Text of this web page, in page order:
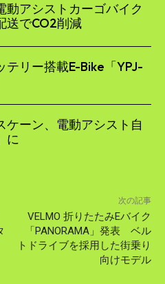
動アシストカーゴバイク
でCO2削減
リー搭載E-Bike「YPJ-
ケーン、電動アシスト自
に
次の記事
VELMO 折りたたみEバイク
「PANORAMA」発表 ベル
トドライブを採用した街乗り
向けモデル